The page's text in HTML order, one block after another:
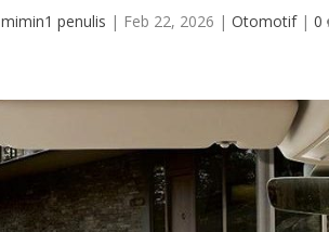
mimin1 penulis | Feb 22, 2026 |Otomotif|0